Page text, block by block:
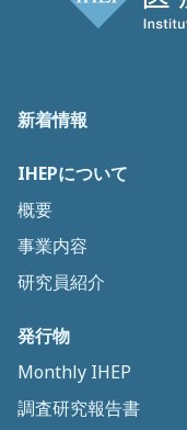
新着情報
IHEPについて
概要
事業内容
研究員紹介
発行物
Monthly IHEP
調査研究報告書